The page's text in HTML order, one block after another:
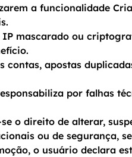
a funcionalidade
IP mascarado ou
contas, apostas
por falhas
se o direito de alterar,
ou de segurança,
o usuário declara